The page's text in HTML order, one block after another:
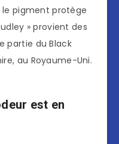
pigment protège
» provient des
partie du Black
au Royaume-Uni.
est en